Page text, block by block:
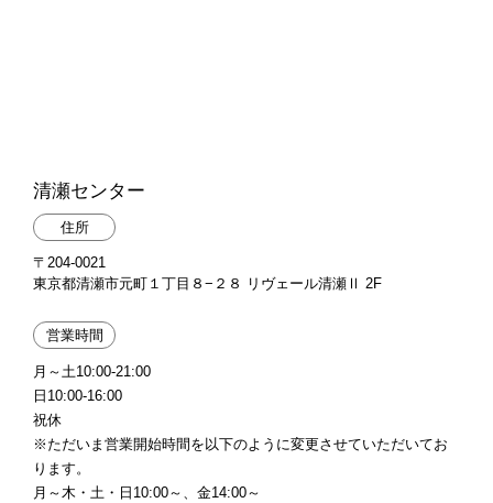
清瀬センター
住所
〒204-0021
東京都清瀬市元町１丁目８−２８ リヴェール清瀬Ⅱ 2F
営業時間
月～土10:00-21:00
日10:00-16:00
祝休
※ただいま営業開始時間を以下のように変更させていただいてお
ります。
月～木・土・日10:00～、金14:00～